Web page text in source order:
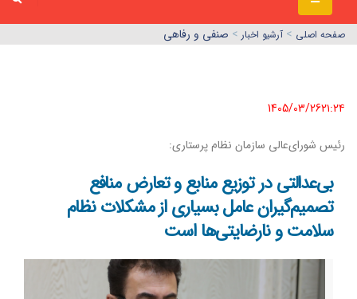
صفحه اصلي > آرشیو اخبار > صنفی و رفاهی
1405/03/26٢١:٢٤
رئیس شورای‌عالی سازمان نظام پرستاری:
بی‌عدالتی در توزیع منابع و تعارض منافع
تصمیم‌گیران عامل بسیاری از مشکلات نظام
سلامت و نارضایتی‌ها است